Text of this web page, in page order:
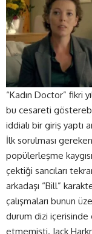
“Kadın Doctor” fikri
bu cesareti
iddialı bir giriş yaptı
İlk sorulması
popülerleşme
çektiği sancıları
arkadaşı “Bill”
çalışmaları bunun
durum dizi
etmemişti. Jack